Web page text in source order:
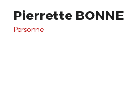
Pierrette
Personne